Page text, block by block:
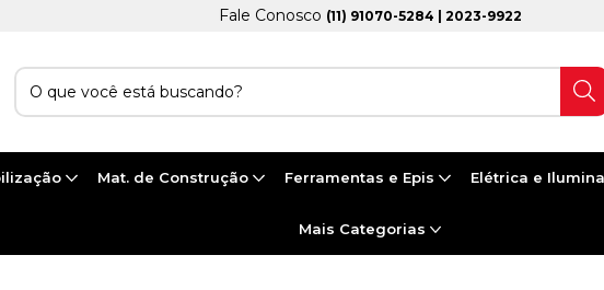
Fale Conosco (11) 91070-5284 | 2023-9922
Mat. de Construção Ferramentas e Epis Elétrica e
Mais Categorias